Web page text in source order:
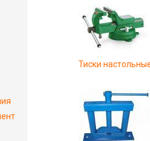
Тиски